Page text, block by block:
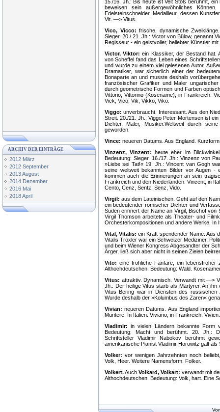
ARCHIV DER EINTRÄGE
2012 März
2012 September
2013 August
2014 Dezember
2016 Mai
2018 April
15./16. Jh.: Bis heute ist Veit Stoß berühmt,
beweisen sein außergewöhnliches
Edelsteinschneider, Medailleur, dessen
Vit. —> Vitus.
Vico, Vicco: frische, dynamische
Sieger. 20./ 21. Jh.: Victor von Bülow, genannt
Regisseur - ein geistvoller, beliebter Künstler mit
Victor, Viktor: ein Klassiker, der Bestand hat.
von Scheffel fand das Leben eines
und wurde zu einem viel gelesenen Autor.
Dramatiker, war sicherlich einer der
Bonaparte an und musste deshalb
französischer Grafiker und Maler
durch geometrische Formen und Farben
Vittorio, Vittorino (Kosename); in Frankreich:
Vick, Vico, Vik, Vikko, Viko.
Viggo: unverbraucht. Interessant. Aus den
Streit. 20./21. Jh.: Viggo Peter Mortensen ist
Dichter, Maler, Musiker.Weltweit durch
geworden.
Vince: neueren Datums. Aus England.
Vinzenz, Vinzent:
heute eher im
Bedeutung: Sieger. 16./17. Jh.: Vinzenz von
»Liebe sei Tat!« 19. Jh.: Vincent van Gogh
seine weltweit bekannten Bilder vor Augen -
kommen auch die Erinnerungen an sein
Frankreich und den Niederlanden: Vincent; in
Cento, Cenz, Sentz, Senz, Vido.
Virgil: aus dem Lateinischen. Geht auf den
ein bedeutender römischer Dichter und
Süden erinnert der Name an Virgil, Bischof
Virgil Thomson arbeitete als Theater- und
Orchesterkompositionen und andere Werke. In
Vital, Vitalis: ein Kraft spendender Name. Aus
Vitalis Troxler war ein Schweizer Mediziner,
und beim Wiener Kongress Abgesandter der
Ärger, ließ sich aber nicht in seinen Zielen
Vito: eine fröhliche Fanfare, ein
Althochdeutschen. Bedeutung: Wald.
Vitus: attraktiv. Dynamisch. Verwandt mit —>
Jh.: Der heilige Vitus starb als Märtyrer. An
Vitus Bering war in Diensten des russischen
Wurde deshalb der »Kolumbus des Zaren«
Vivian: neueren Datums. Aus England
Muntere. In Italien: Viviano; in Frankreich:
Vladimir: in vielen Ländern bekannte Form
Bedeutung: Macht und berühmt. 20. Jh.:
Schriftsteller Vladimir Nabokov berühmt
amerikanische Pianist Vladimir Horowitz galt
Volker: vor wenigen Jahrzehnten noch
Volk, Heer. Weitere Namensform: Folker.
Volkert.Auch Volkard, Volkart: verwandt mit
Althochdeutschen. Bedeutung: Volk, hart. Eine